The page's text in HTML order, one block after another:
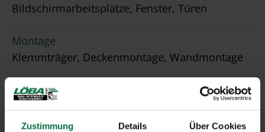
Zustimmung Details Über Cookies
Bildschirmarbeitsplätze, Fenster, Türen
Montage
Klemmträger, Deckenmontage, Wandmontage